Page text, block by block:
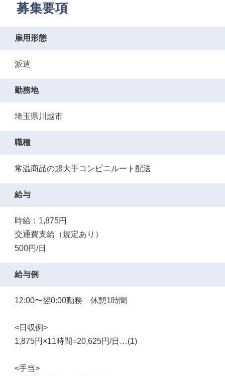
募集要項
雇用形態
派遣
勤務地
埼玉県川越市
職種
常温商品の超大手コンビニルート配送
給与
時給：1,875円
交通費支給（規定あり）
500円/日
給与例
12:00〜翌0:00勤務 休憩1時間
<日収例>
1,875円×11時間=20,625円/日…(1)
<手当>